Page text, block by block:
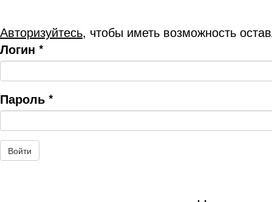
Авторизуйтесь, чтобы иметь возможность
Логин *
Пароль *